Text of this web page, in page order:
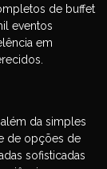
de buffet
eventos
em
além da simples
de opções de
sofisticadas